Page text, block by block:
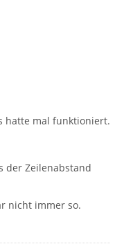
hatte mal funktioniert.
der Zeilenabstand
nicht immer so.